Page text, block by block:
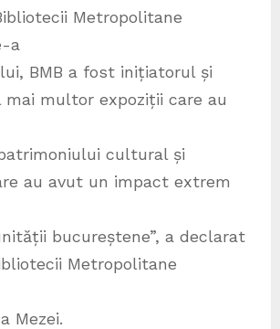
Metropolitane
a
BMB a fost inițiatorul și
mai multor expoziții care au
cultural și
au avut un impact extrem
bucureștene”, a declarat
Metropolitane
Mezei.